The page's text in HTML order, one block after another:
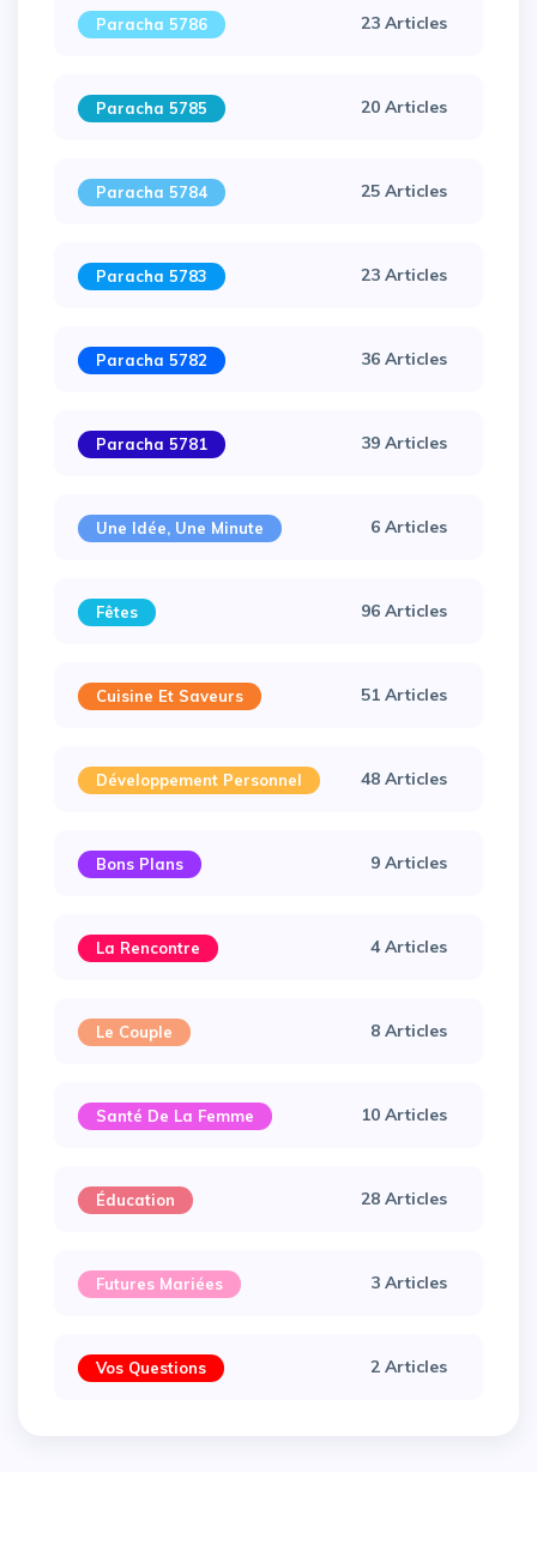
Paracha 5786 23 Articles
Paracha 5785 20 Articles
Paracha 5784 25 Articles
Paracha 5783 23 Articles
Paracha 5782 36 Articles
Paracha 5781 39 Articles
Une Idée, Une Minute 6 Articles
Fêtes 96 Articles
Cuisine Et Saveurs 51 Articles
Développement Personnel 48 Articles
Bons Plans 9 Articles
La Rencontre 4 Articles
Le Couple 8 Articles
Santé De La Femme 10 Articles
Éducation 28 Articles
Futures Mariées 3 Articles
Vos Questions 2 Articles